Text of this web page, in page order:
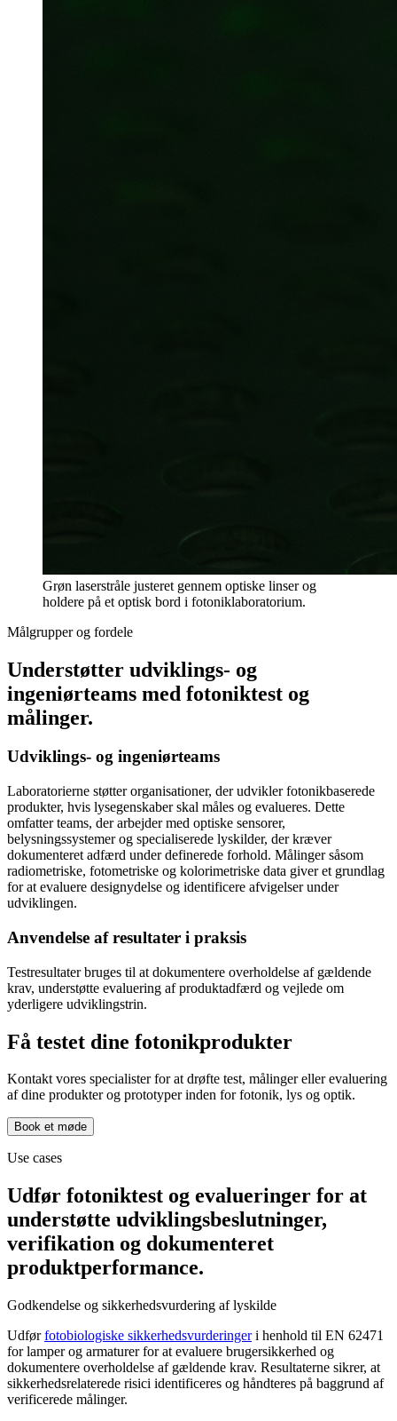
Grøn laserstråle justeret gennem optiske linser og
holdere på et optisk bord i fotoniklaboratorium.
Målgrupper og fordele
Understøtter udviklings- og
ingeniørteams med fotoniktest og
målinger.
Udviklings- og ingeniørteams
Laboratorierne støtter organisationer, der udvikler fotonikbaserede
produkter, hvis lysegenskaber skal måles og evalueres. Dette
omfatter teams, der arbejder med optiske sensorer,
belysningssystemer og specialiserede lyskilder, der kræver
dokumenteret adfærd under definerede forhold. Målinger såsom
radiometriske, fotometriske og kolorimetriske data giver et grundlag
for at evaluere designydelse og identificere afvigelser under
udviklingen.
Anvendelse af resultater i praksis
Testresultater bruges til at dokumentere overholdelse af gældende
krav, understøtte evaluering af produktadfærd og vejlede om
yderligere udviklingstrin.
Få testet dine fotonikprodukter
Kontakt vores specialister for at drøfte test, målinger eller evaluering
af dine produkter og prototyper inden for fotonik, lys og optik.
Book et møde
Use cases
Udfør fotoniktest og evalueringer for at
understøtte udviklingsbeslutninger,
verifikation og dokumenteret
produktperformance.
Godkendelse og sikkerhedsvurdering af lyskilde
Udførfotobiologiske sikkerhedsvurderingeri henhold til EN 62471
for lamper og armaturer for at evaluere brugersikkerhed og
dokumentere overholdelse af gældende krav. Resultaterne sikrer, at
sikkerhedsrelaterede risici identificeres og håndteres på baggrund af
verificerede målinger.